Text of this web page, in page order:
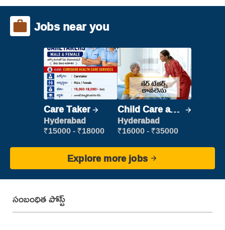
Jobs near you
Care Taker
Hyderabad
₹15000 - ₹18000
Child Care and
Patient care
Hyderabad
₹16000 - ₹35000
Explore more jobs
సంబంధిత పోస్ట్